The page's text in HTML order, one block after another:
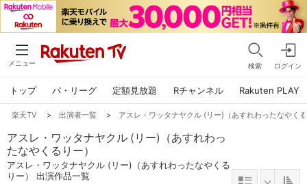
メニュー 検索 ログイン
トップ パ・リーグ 定額見放題 Rチャンネル Rakuten PLAY
楽天TV > 出演者一覧 > アスレ・ワッタナヤクル (リー)（あすれわったなやく
アスレ・ワッタナヤクル (リー)（あすれわっ
たなやくるりー）
アスレ・ワッタナヤクル (リー)（あすれわったなやくる
りー） 出演作品一覧